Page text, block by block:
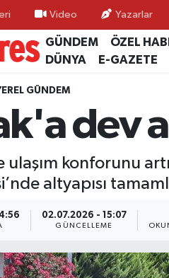
Video Yazarlar
GÜNDEM
ÖZEL
DÜNYA
E-GAZETE
GÜNDEM
dev
ulaşım konforunu
altyapısı
02.07.2026 - 15:07
GÜNCELLEME
ve Fikstür